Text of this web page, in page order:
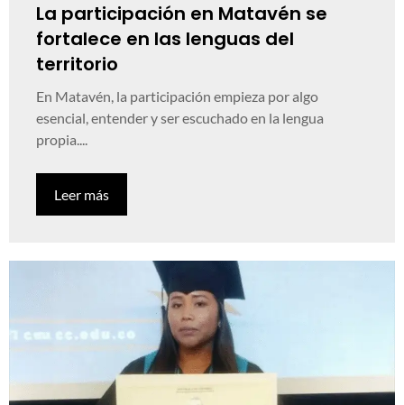
La participación en Matavén se
fortalece en las lenguas del
territorio
En Matavén, la participación empieza por algo
esencial, entender y ser escuchado en la lengua
propia....
Leer más